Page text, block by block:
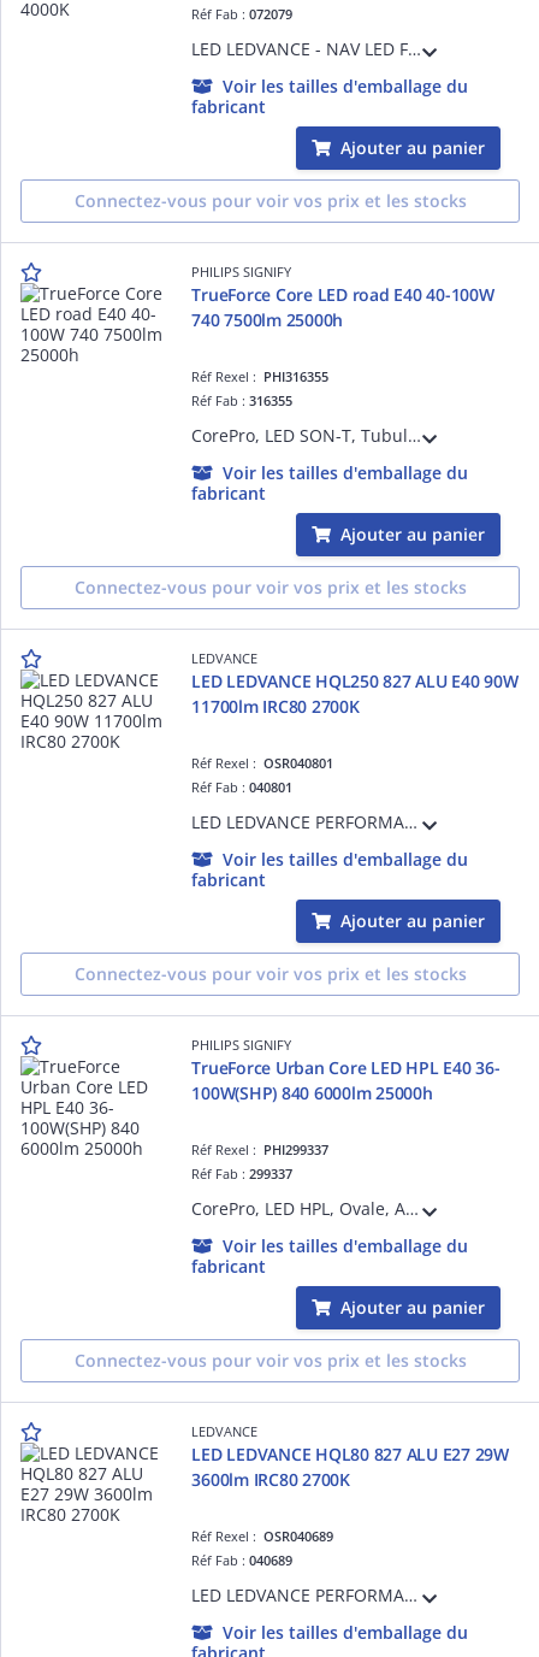
Réf Fab :072079
LED LEDVANCE - NAV LED Filament - Substitution LED aux lampes Sodium SHP - NAV LED Value - 740 - E40 - 360 ° - 41 W Equivalence 100 - 7500 lm - Ra70 - 4000 K - 25000 h - Ta -20°C à + 50°C - Classe C - Garantie 3 ans
Voir les tailles d'emballage du
fabricant
Ajouter au panier
Connectez-vous pour voir vos prix et les stocks
PHILIPS SIGNIFY
TrueForce Core LED road E40 40-100W
740 7500lm 25000h
Réf Rexel : PHI316355
Réf Fab :316355
CorePro, LED SON-T, Tubulaire, Alimentation principale uniquement, 40 W, SON-T 100W, E40, 4000 K, 7500 lm, CRI 70, 25000 h
Voir les tailles d'emballage du
fabricant
Ajouter au panier
Connectez-vous pour voir vos prix et les stocks
LEDVANCE
LED LEDVANCE HQL250 827 ALU E40 90W
11700lm IRC80 2700K
Réf Rexel :OSR040801
Réf Fab :040801
LED LEDVANCE PERFORMANCE - 827 - E40 - 360° - 90W Equivalence 250W - 11700lm - Non Gradable - Ra80 - 2700K - 60000h - Ta -40°C à + 60°C - Classe E - Garantie 5 ans
Voir les tailles d'emballage du
fabricant
Ajouter au panier
Connectez-vous pour voir vos prix et les stocks
PHILIPS SIGNIFY
TrueForce Urban Core LED HPL E40 36-
100W(SHP) 840 6000lm 25000h
Réf Rexel : PHI299337
Réf Fab :299337
CorePro, LED HPL, Ovale, Alimentation principale uniquement, 36 W, HPL 125W, SON 70W, E40, 4000 K, 6000 lm, CRI 80, 25000 h
Voir les tailles d'emballage du
fabricant
Ajouter au panier
Connectez-vous pour voir vos prix et les stocks
LEDVANCE
LED LEDVANCE HQL80 827 ALU E27 29W
3600lm IRC80 2700K
Réf Rexel :OSR040689
Réf Fab :040689
LED LEDVANCE PERFORMANCE - 827 - E27 - 360° - 29W Equivalence 80W - 3600lm - Non Gradable - Ra80 - 2700K - 60000h - Ta -40°C à + 60°C - Classe E - Garantie 5 ans
Voir les tailles d'emballage du